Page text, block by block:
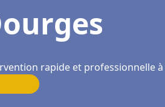
rapide et professionnelle à